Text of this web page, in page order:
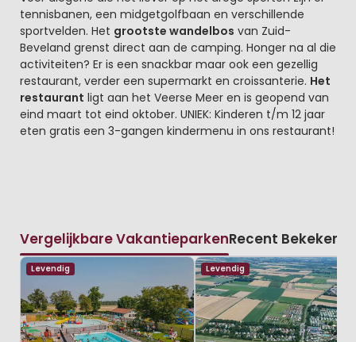
tennisbanen, een midgetgolfbaan en verschillende
sportvelden. Het grootste wandelbos van Zuid-
Beveland grenst direct aan de camping. Honger na al die
activiteiten? Er is een snackbar maar ook een gezellig
restaurant, verder een supermarkt en croissanterie. Het
restaurant ligt aan het Veerse Meer en is geopend van
eind maart tot eind oktober. UNIEK: Kinderen t/m 12 jaar
eten gratis een 3-gangen kindermenu in ons restaurant!
Vergelijkbare VakantieparkenRecent Bekeken
Levendig Levendig